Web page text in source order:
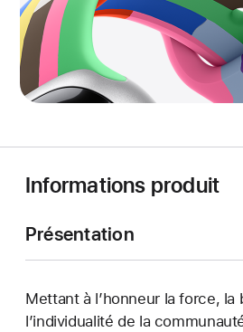
Informations produit
Présentation
Mettant à l’honneur la force, la
l’individualité de la